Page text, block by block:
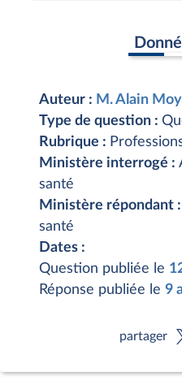
Auteur : M. Alain
Type de question :
Rubrique :
Ministère interrogé :
santé
Ministère répondant :
santé
Dates :
Question publiée le
Réponse publiée le 9
partager